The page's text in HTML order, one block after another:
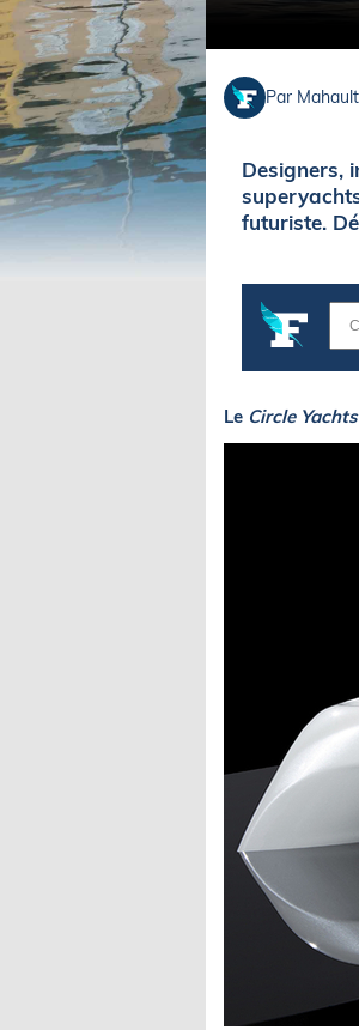
Par
Designers,
futuriste.
Le Circle Yachts